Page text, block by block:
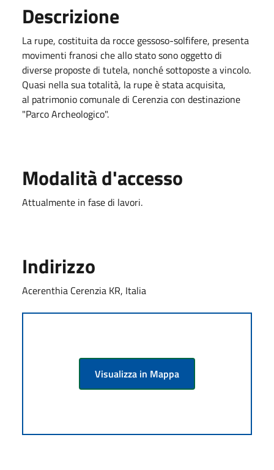
Descrizione
La rupe, costituita da rocce gessoso-solfifere, presenta
movimenti franosi che allo stato sono oggetto di
diverse proposte di tutela, nonché sottoposte a vincolo.
Quasi nella sua totalità, la rupe è stata acquisita,
al patrimonio comunale di Cerenzia con destinazione
"Parco Archeologico".
Modalità d'accesso
Attualmente in fase di lavori.
Indirizzo
Acerenthia Cerenzia KR, Italia
Visualizza in Mappa